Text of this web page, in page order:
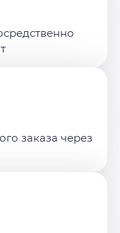
заказа через